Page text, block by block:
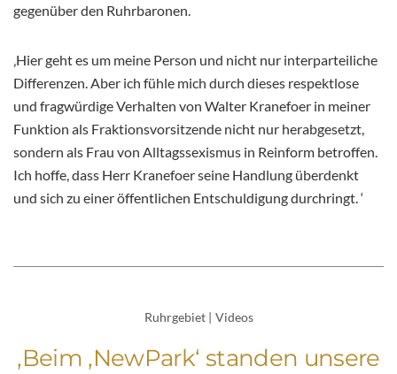
gegenüber den Ruhrbaronen.
‚Hier geht es um meine Person und nicht nur interparteiliche
Differenzen. Aber ich fühle mich durch dieses respektlose
und fragwürdige Verhalten von Walter Kranefoer in meiner
Funktion als Fraktionsvorsitzende nicht nur herabgesetzt,
sondern als Frau von Alltagssexismus in Reinform betroffen.
Ich hoffe, dass Herr Kranefoer seine Handlung überdenkt
und sich zu einer öffentlichen Entschuldigung durchringt. ‘
Ruhrgebiet | Videos
‚Beim ‚NewPark‘ standen unsere